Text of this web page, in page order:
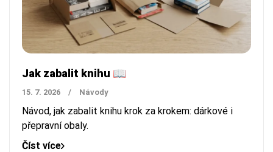
Jak zabalit knihu 📖
15. 7. 2026 / Návody
Návod, jak zabalit knihu krok za krokem: dárkové i
přepravní obaly.
Číst více